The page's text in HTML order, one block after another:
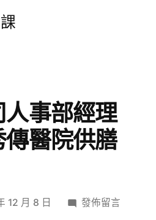
事部經理
醫院供膳
12 月 8 日
在
發佈留言